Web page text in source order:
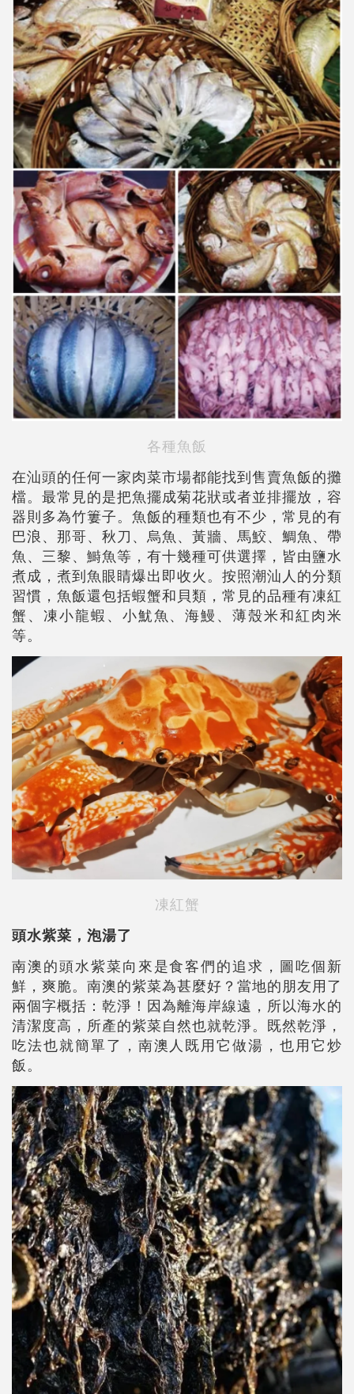
各種魚飯
在汕頭的任何一家肉菜市場都能找到售賣魚飯的攤
檔。最常見的是把魚擺成菊花狀或者並排擺放，容
器則多為竹簍子。魚飯的種類也有不少，常見的有
巴浪、那哥、秋刀、烏魚、黃牆、馬鮫、鯛魚、帶
魚、三黎、鰣魚等，有十幾種可供選擇，皆由鹽水
煮成，煮到魚眼睛爆出即收火。按照潮汕人的分類
習慣，魚飯還包括蝦蟹和貝類，常見的品種有凍紅
蟹、凍小龍蝦、小魷魚、海鰻、薄殼米和紅肉米
等。
凍紅蟹
頭水紫菜，泡湯了
南澳的頭水紫菜向來是食客們的追求，圖吃個新
鮮，爽脆。南澳的紫菜為甚麼好？當地的朋友用了
兩個字概括：乾淨！因為離海岸線遠，所以海水的
清潔度高，所產的紫菜自然也就乾淨。既然乾淨，
吃法也就簡單了，南澳人既用它做湯，也用它炒
飯。